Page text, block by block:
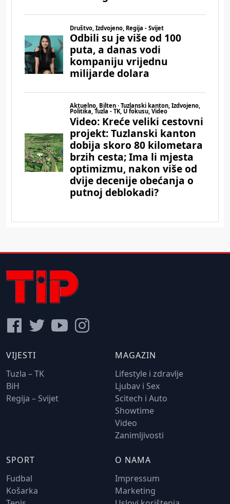
VIJESTI
Tuzla – TK
BiH
Regija – Svijet
MAGAZIN
Lifestyle i zdravlje
Ljubav i Sex
Scitech i Auto
Showtime
Video
Zanimljivosti
SPORT
Fudbal
Košarka
O NAMA
Impressum
Marketing